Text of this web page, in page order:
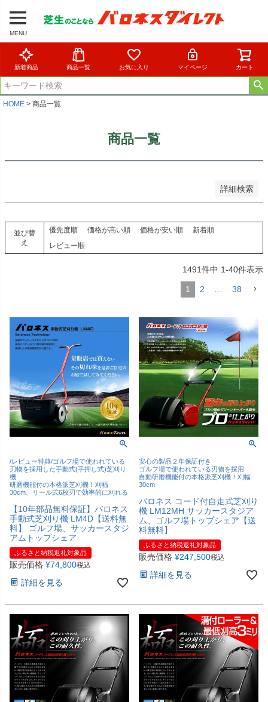
MENU
新着商品 商品一覧 お気に入り マイページ カート
HOME 商品一覧
商品一覧
詳細検索
予約商品のみを表示
並び順
新着順
登録順
価格が安い順
価格が高い順
キーワードヒット順
検索
並び替
え
優先度順 価格が高い順 価格が安い順
新着順
レビュー順
1491件中 1-40件表示
1 2 38
/レビュー特典/ゴルフ場で使われている
刃物を採用した手動式(手押し式)芝刈り
機
研磨機能付の本格派芝刈機！刈幅
30cm、リール式6枚刃で効率的に刈れる
【10年部品無料保証】バロネス
手動式芝刈り機 LM4D【送料無
料】 ゴルフ場、サッカースタジ
アムトップシェア
ふるさと納税返礼対象品
販売価格 ¥74,800税込
詳細を見る
安心の製品２年保証付き
ゴルフ場で使われている刃物を採用
自動研磨機能付の本格派芝刈機！刈幅
30cm
バロネス コード付自走式芝刈り
機 LM12MH サッカースタジア
ム、ゴルフ場トップシェア【送
料無料】
ふるさと納税返礼対象品
販売価格 ¥247,500税込
詳細を見る